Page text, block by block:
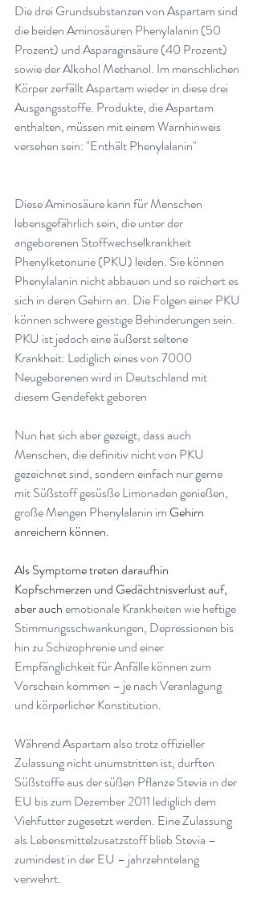
Die drei Grundsubstanzen von Aspartam sind
die beiden Aminosäuren Phenylalanin (50
Prozent) und Asparaginsäure (40 Prozent)
sowie der Alkohol Methanol. Im menschlichen
Körper zerfällt Aspartam wieder in diese drei
Ausgangsstoffe. Produkte, die Aspartam
enthalten, müssen mit einem Warnhinweis
versehen sein: "Enthält Phenylalanin"
Diese Aminosäure kann für Menschen
lebensgefährlich sein, die unter der
angeborenen Stoffwechselkrankheit
Phenylketonurie (PKU) leiden. Sie können
Phenylalanin nicht abbauen und so reichert es
sich in deren Gehirn an. Die Folgen einer PKU
können schwere geistige Behinderungen sein.
PKU ist jedoch eine äußerst seltene
Krankheit: Lediglich eines von 7000
Neugeborenen wird in Deutschland mit
diesem Gendefekt geboren
Nun hat sich aber gezeigt, dass auch
Menschen, die definitiv nicht von PKU
gezeichnet sind, sondern einfach nur gerne
mit Süßstoff gesüsße Limonaden genießen,
große Mengen Phenylalanin im Gehirn
anreichern können.
Als Symptome treten daraufhin
Kopfschmerzen und Gedächtnisverlust auf,
aber auch emotionale Krankheiten wie heftige
Stimmungsschwankungen, Depressionen bis
hin zu Schizophrenie und einer
Empfänglichkeit für Anfälle können zum
Vorschein kommen – je nach Veranlagung
und körperlicher Konstitution.
Während Aspartam also trotz offizieller
Zulassung nicht unumstritten ist, durften
Süßstoffe aus der süßen Pflanze Stevia in der
EU bis zum Dezember 2011 lediglich dem
Viehfutter zugesetzt werden. Eine Zulassung
als Lebensmittelzusatzstoff blieb Stevia –
zumindest in der EU – jahrzehntelang
verwehrt.